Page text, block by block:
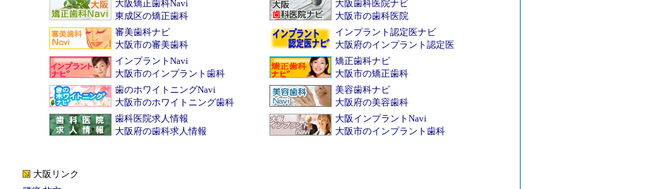
大阪矯正歯科Navi
東成区の矯正歯科
大阪歯科医院ナビ
大阪市の歯科医院
審美歯科ナビ
大阪市の審美歯科
インプラント認定医ナビ
大阪府のインプラント認定医
インプラントNavi
大阪市のインプラント歯科
矯正歯科ナビ
大阪市の矯正歯科
歯のホワイトニングNavi
大阪市のホワイトニング歯科
美容歯科ナビ
大阪府の美容歯科
歯科医院求人情報
大阪府の歯科求人情報
大阪インプラントNavi
大阪市のインプラント歯科
大阪リンク